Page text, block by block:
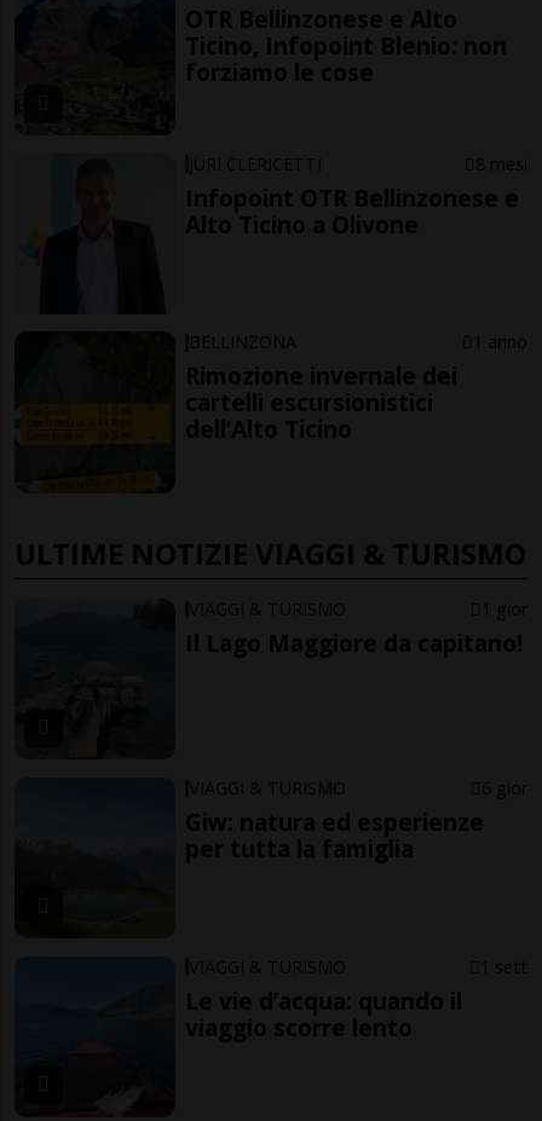
OTR Bellinzonese e Alto
Ticino, Infopoint Blenio: non
forziamo le cose
JURI CLERICETTI 8 mesi
Infopoint OTR Bellinzonese e
Alto Ticino a Olivone
BELLINZONA 1 anno
Rimozione invernale dei
cartelli escursionistici
dell’Alto Ticino
ULTIME NOTIZIE VIAGGI & TURISMO
VIAGGI & TURISMO 1 gior
Il Lago Maggiore da capitano!
VIAGGI & TURISMO 6 gior
Giw: natura ed esperienze
per tutta la famiglia
VIAGGI & TURISMO 1 sett
Le vie d’acqua: quando il
viaggio scorre lento